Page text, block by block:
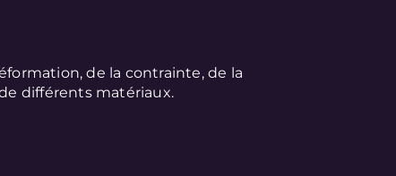
de la contrainte, de la
différents matériaux.